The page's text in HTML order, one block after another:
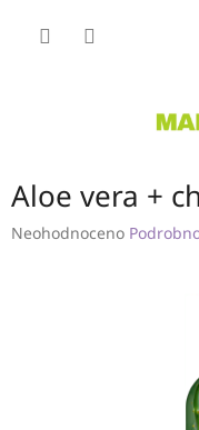
Aloe vera +
Průměrné
Neohodnoceno